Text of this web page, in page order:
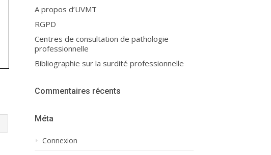
A propos d’UVMT
RGPD
Centres de consultation de pathologie
professionnelle
Bibliographie sur la surdité professionnelle
Commentaires récents
Méta
Connexion